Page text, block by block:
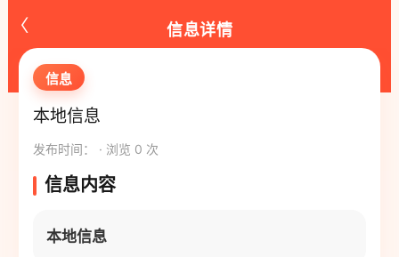
‹ 信息详情
信息
本地信息
发布时间： · 浏览 0 次
信息内容
本地信息